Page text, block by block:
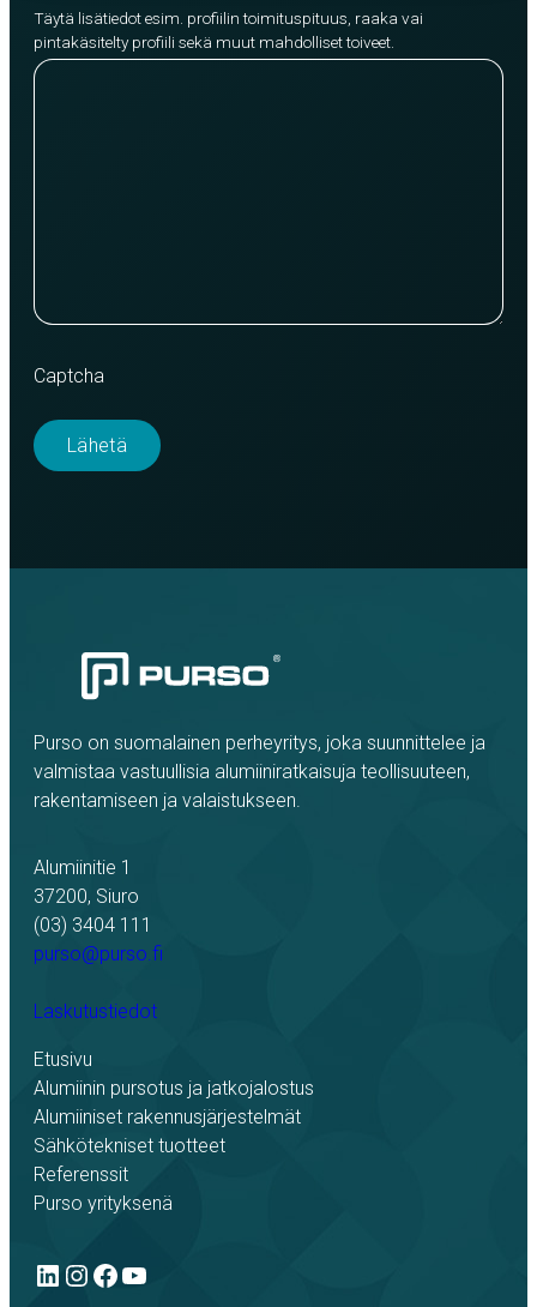
Täytä lisätiedot esim. profiilin toimituspituus, raaka vai
pintakäsitelty profiili sekä muut mahdolliset toiveet.
Captcha
Purso on suomalainen perheyritys, joka suunnittelee ja
valmistaa vastuullisia alumiiniratkaisuja teollisuuteen,
rakentamiseen ja valaistukseen.
Alumiinitie 1
37200, Siuro
(03) 3404 111
purso@purso.fi
Laskutustiedot
Etusivu
Alumiinin pursotus ja jatkojalostus
Alumiiniset rakennusjärjestelmät
Sähkötekniset tuotteet
Referenssit
Purso yrityksenä
LinkedIn
Instagram
Facebook
YouTube